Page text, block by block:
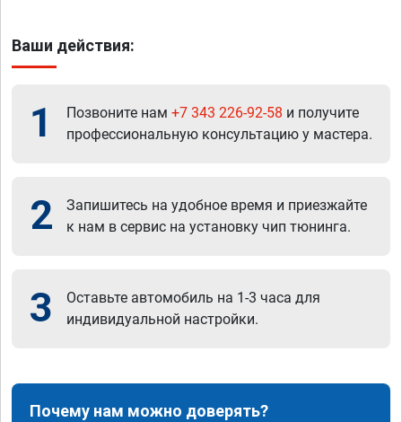
Ваши действия:
1 Позвоните нам +7 343 226-92-58 и получите
профессиональную консультацию у мастера.
2
Запишитесь на удобное время и приезжайте
к нам в сервис на установку чип тюнинга.
3
Оставьте автомобиль на 1-3 часа для
индивидуальной настройки.
Почему нам можно доверять?